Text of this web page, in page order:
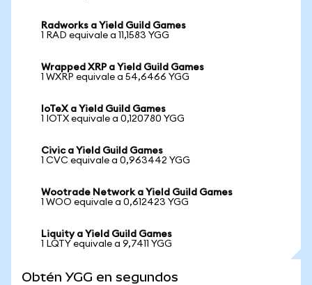
Radworks a Yield Guild Games
1 RAD equivale a 11,1583 YGG
Wrapped XRP a Yield Guild Games
1 WXRP equivale a 54,6466 YGG
IoTeX a Yield Guild Games
1 IOTX equivale a 0,120780 YGG
Civic a Yield Guild Games
1 CVC equivale a 0,963442 YGG
Wootrade Network a Yield Guild Games
1 WOO equivale a 0,612423 YGG
Liquity a Yield Guild Games
1 LQTY equivale a 9,7411 YGG
Obtén YGG en segundos